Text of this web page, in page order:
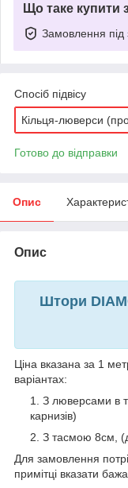
Що таке купити
Замовлення під
Спосіб підвісу
Кільця-люверси
Готово до відправки
Опис
Опис
Штори
Ціна вказана за 1
варіантах:
З люверсами в
карнизів)
З тасмою 8см,
Для замовлення
примітці вказати